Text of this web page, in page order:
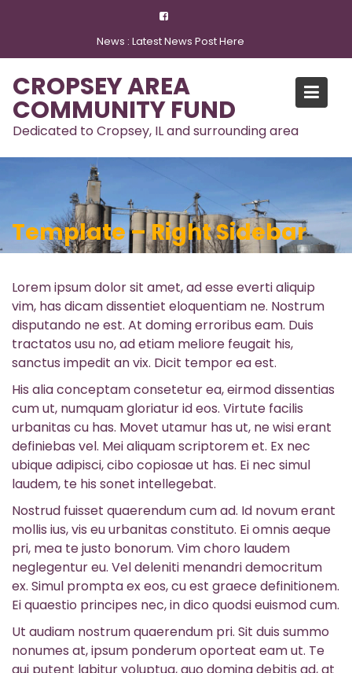
News : Latest News Post Here
CROPSEY AREA
COMMUNITY FUND
Dedicated to Cropsey, IL and surrounding area
Template – Right Sidebar
Lorem ipsum dolor sit amet, ad esse everti aliquip
vim, has dicam dissentiet eloquentiam ne. Nostrum
disputando ne est. At doming erroribus eam. Duis
tractatos usu no, ad etiam meliore feugait his,
sanctus impedit an vix. Dicit tempor ea est.
His alia conceptam consetetur ea, eirmod dissentias
cum ut, numquam gloriatur id eos. Virtute facilis
urbanitas cu has. Movet utamur has ut, ne wisi erant
definiebas vel. Mei aliquam scriptorem et. Ex nec
ubique adipisci, cibo copiosae ut has. Ei nec simul
laudem, te his sonet intellegebat.
Nostrud fuisset quaerendum cum ad. Id novum erant
mollis ius, vis eu urbanitas constituto. Ei omnis aeque
pri, mea te justo bonorum. Vim choro laudem
neglegentur eu. Vel deleniti menandri democritum
ex. Simul prompta ex eos, cu est graece definitionem.
Ei quaestio principes nec, in dico quodsi euismod cum.
Ut audiam nostrum quaerendum pri. Sit duis summo
nonumes at, ipsum ponderum oporteat eam ut. Te
qui putent labitur voluptua, quo doming debitis ad, at